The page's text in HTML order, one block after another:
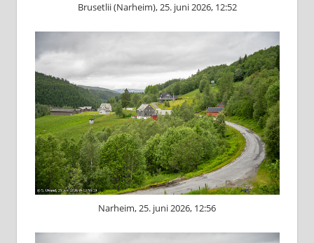
Brusetlii (Narheim), 25. juni 2026, 12:52
Narheim, 25. juni 2026, 12:56